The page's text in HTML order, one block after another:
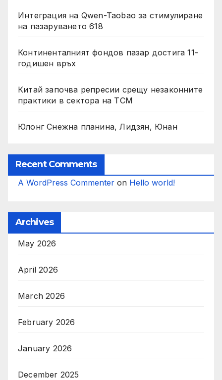
Интеграция на Qwen-Taobao за стимулиране
на пазаруването 618
Континенталният фондов пазар достига 11-
годишен връх
Китай започва репресии срещу незаконните
практики в сектора на TCM
Юлонг Снежна планина, Лидзян, Юнан
Recent Comments
A WordPress Commenter on Hello world!
Archives
May 2026
April 2026
March 2026
February 2026
January 2026
December 2025